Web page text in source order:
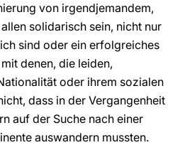
von irgendjemandem,
solidarisch sein, nicht nur
sind oder ein erfolgreiches
denen, die leiden,
oder ihrem sozialen
dass in der Vergangenheit
auf der Suche nach einer
auswandern mussten.